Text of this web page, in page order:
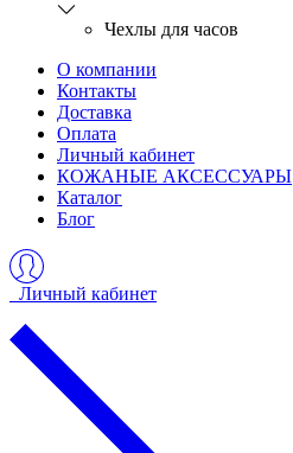
Чехлы для часов
О компании
Контакты
Доставка
Оплата
Личный кабинет
КОЖАНЫЕ АКСЕССУАРЫ
Каталог
Блог
Личный кабинет